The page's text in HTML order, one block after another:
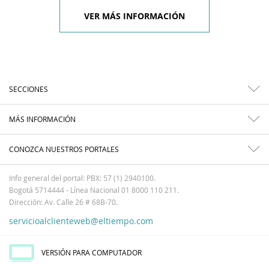
VER MÁS INFORMACIÓN
SECCIONES
MÁS INFORMACIÓN
CONOZCA NUESTROS PORTALES
Info general del portal: PBX: 57 (1) 2940100.
Bogotá 5714444 - Línea Nacional 01 8000 110 211.
Dirección: Av. Calle 26 # 68B-70.
servicioalclienteweb@eltiempo.com
VERSIÓN PARA COMPUTADOR